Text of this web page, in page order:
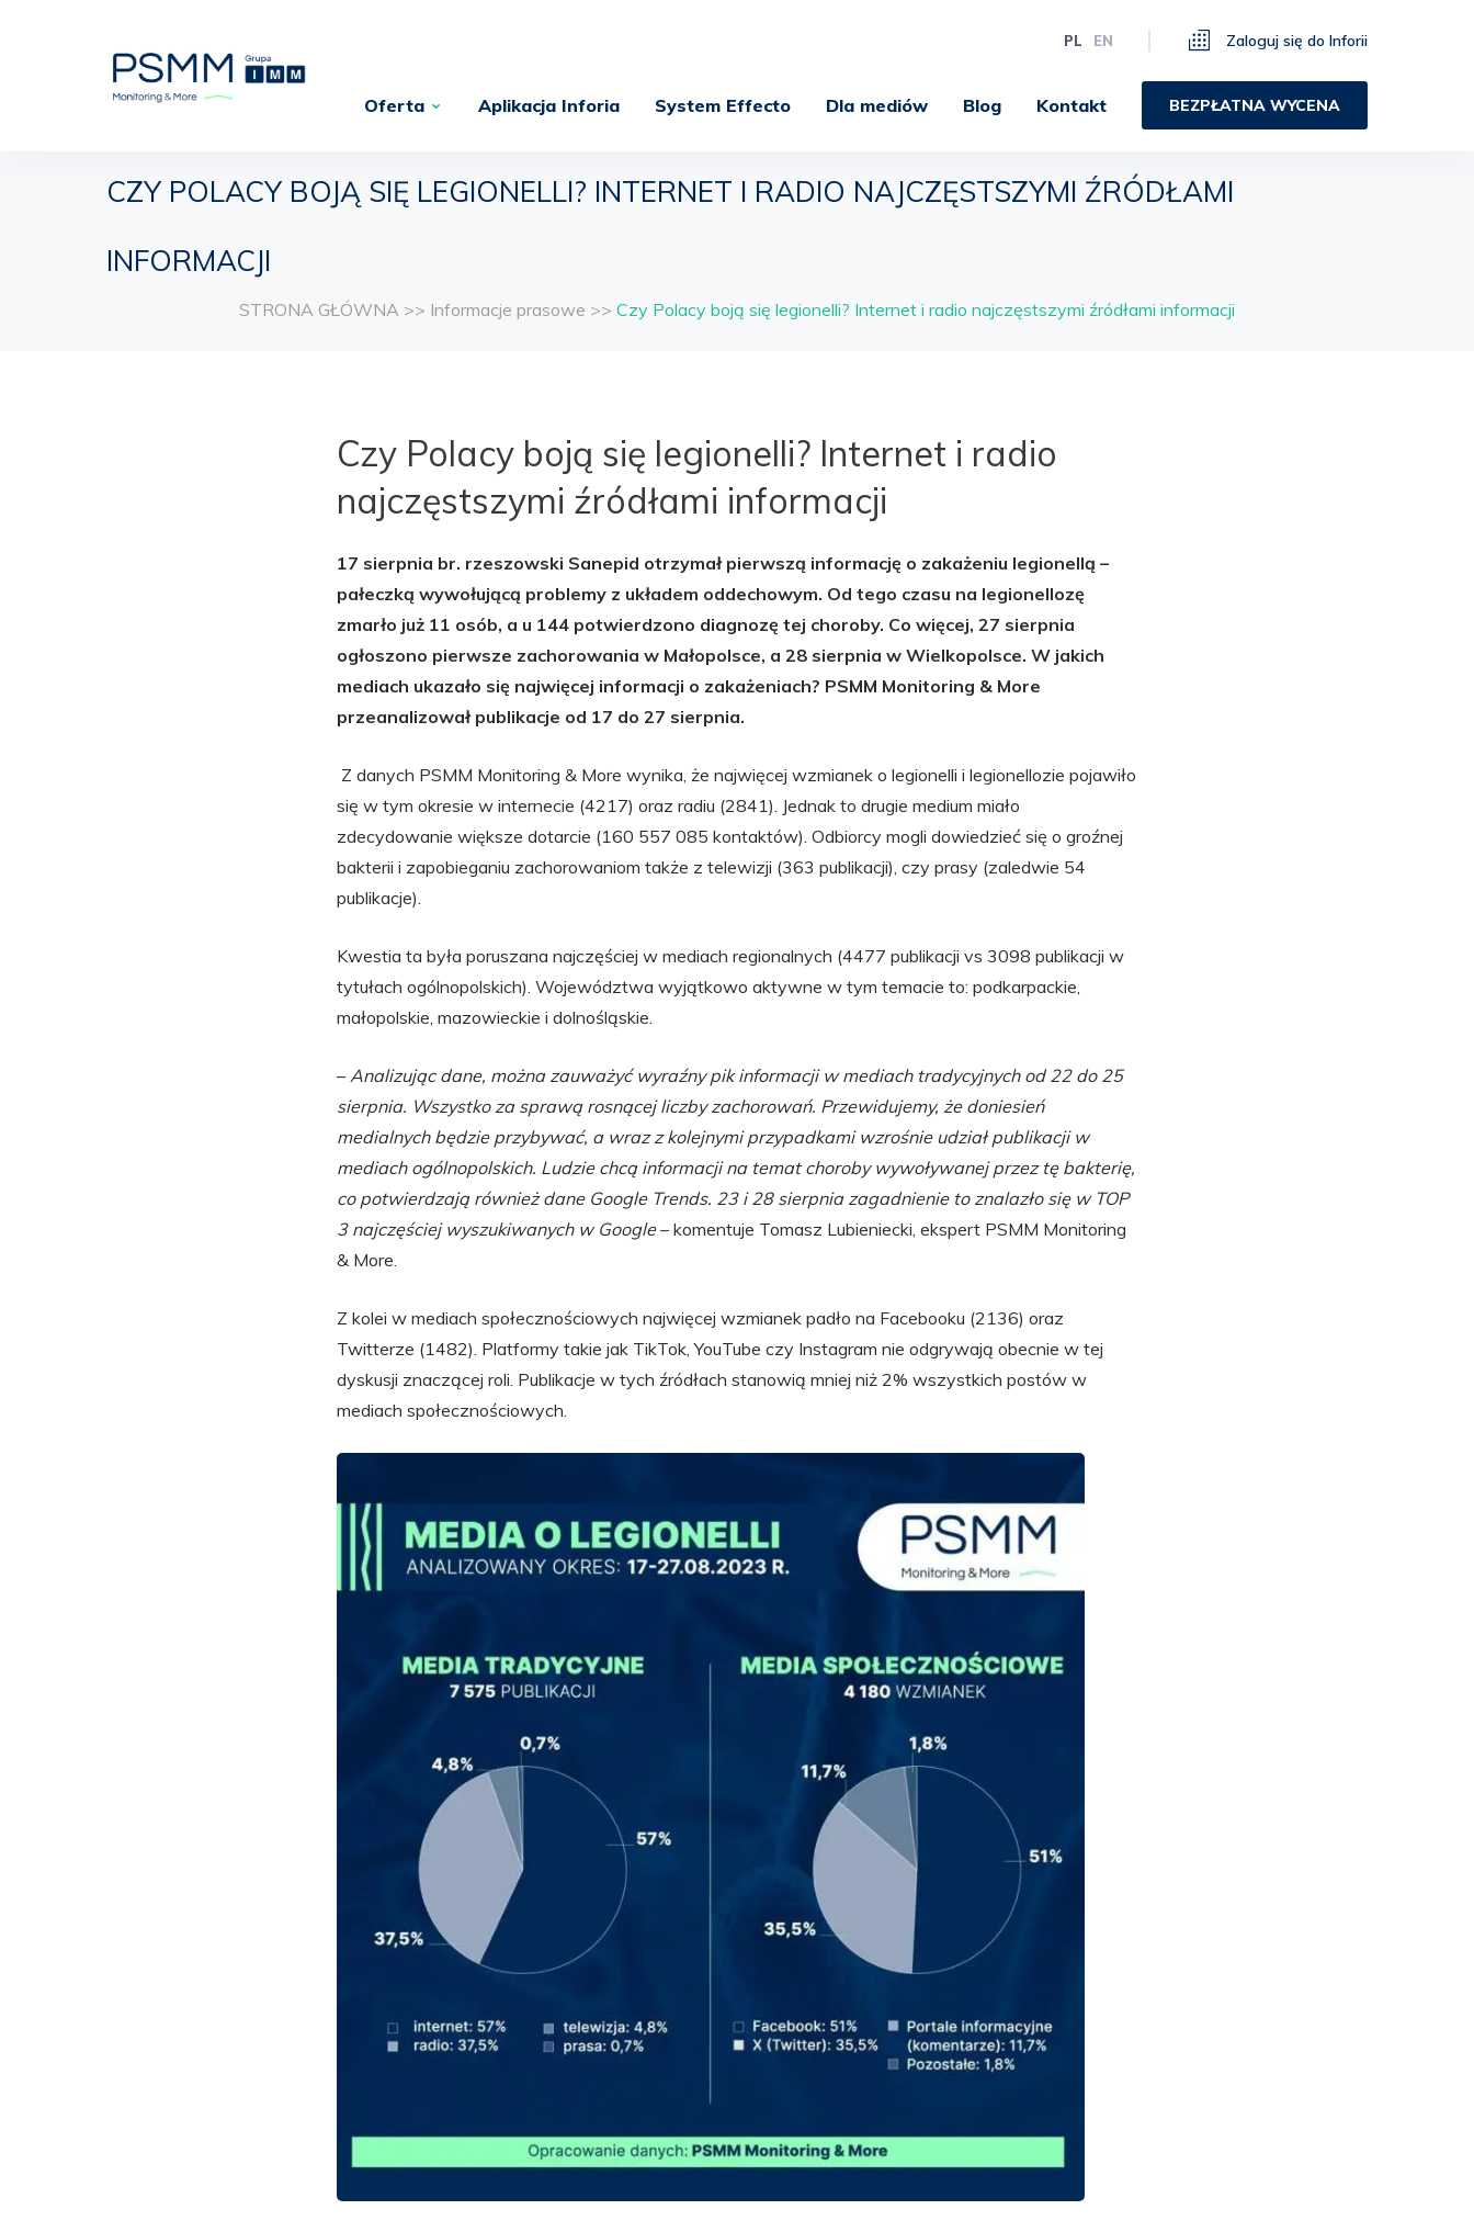
PL EN Zaloguj się do Inforii
Oferta Aplikacja Inforia System Effecto Dla mediów Blog Kontakt BEZPŁATNA WYCENA
CZY POLACY BOJĄ SIĘ LEGIONELLI? INTERNET I RADIO NAJCZĘSTSZYMI ŹRÓDŁAMI
INFORMACJI
STRONA GŁÓWNA >> Informacje prasowe >> Czy Polacy boją się legionelli? Internet i radio najczęstszymi źródłami informacji
Czy Polacy boją się legionelli? Internet i radio
najczęstszymi źródłami informacji
17 sierpnia br. rzeszowski Sanepid otrzymał pierwszą informację o zakażeniu legionellą –
pałeczką wywołującą problemy z układem oddechowym. Od tego czasu na legionellozę
zmarło już 11 osób, a u 144 potwierdzono diagnozę tej choroby. Co więcej, 27 sierpnia
ogłoszono pierwsze zachorowania w Małopolsce, a 28 sierpnia w Wielkopolsce. W jakich
mediach ukazało się najwięcej informacji o zakażeniach? PSMM Monitoring & More
przeanalizował publikacje od 17 do 27 sierpnia.
Z danych PSMM Monitoring & More wynika, że najwięcej wzmianek o legionelli i legionellozie pojawiło
się w tym okresie w internecie (4217) oraz radiu (2841). Jednak to drugie medium miało
zdecydowanie większe dotarcie (160 557 085 kontaktów). Odbiorcy mogli dowiedzieć się o groźnej
bakterii i zapobieganiu zachorowaniom także z telewizji (363 publikacji), czy prasy (zaledwie 54
publikacje).
Kwestia ta była poruszana najczęściej w mediach regionalnych (4477 publikacji vs 3098 publikacji w
tytułach ogólnopolskich). Województwa wyjątkowo aktywne w tym temacie to: podkarpackie,
małopolskie, mazowieckie i dolnośląskie.
– Analizując dane, można zauważyć wyraźny pik informacji w mediach tradycyjnych od 22 do 25
sierpnia. Wszystko za sprawą rosnącej liczby zachorowań. Przewidujemy, że doniesień
medialnych będzie przybywać, a wraz z kolejnymi przypadkami wzrośnie udział publikacji w
mediach ogólnopolskich. Ludzie chcą informacji na temat choroby wywoływanej przez tę bakterię,
co potwierdzają również dane Google Trends. 23 i 28 sierpnia zagadnienie to znalazło się w TOP
3 najczęściej wyszukiwanych w Google– komentuje Tomasz Lubieniecki, ekspert PSMM Monitoring
& More.
Z kolei w mediach społecznościowych najwięcej wzmianek padło na Facebooku (2136) oraz
Twitterze (1482). Platformy takie jak TikTok, YouTube czy Instagram nie odgrywają obecnie w tej
dyskusji znaczącej roli. Publikacje w tych źródłach stanowią mniej niż 2% wszystkich postów w
mediach społecznościowych.